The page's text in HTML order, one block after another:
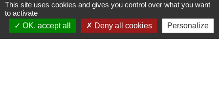
Mairie
This site uses cookies and gives you control over what you want
to activate
OK, accept all
Deny all cookies Personalize